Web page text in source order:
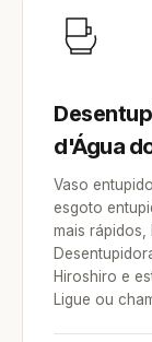
d'Água
Vaso
esgoto
mais
Hiroshiro e
Ligue ou